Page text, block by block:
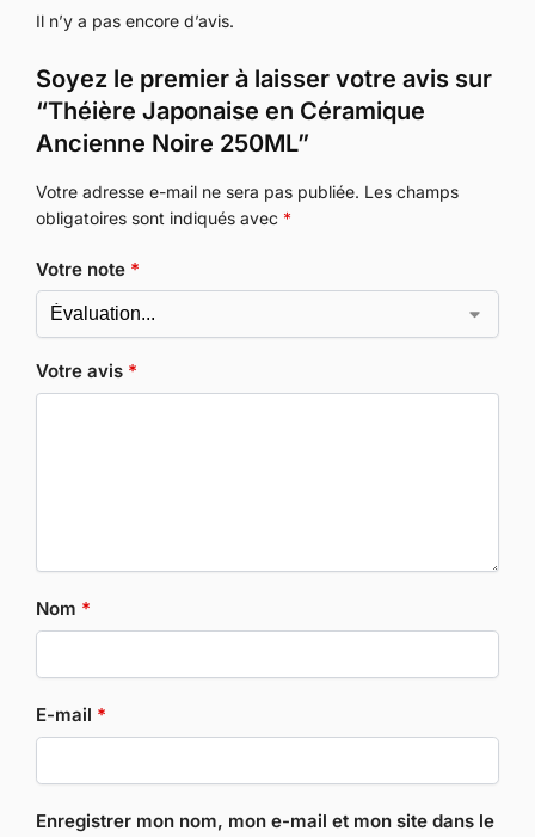
Il n’y a pas encore d’avis.
Soyez le premier à laisser votre avis sur
“Théière Japonaise en Céramique
Ancienne Noire 250ML”
Votre adresse e-mail ne sera pas publiée. Les champs
obligatoires sont indiqués avec *
Votre note *
Votre avis *
Nom *
E-mail *
Enregistrer mon nom, mon e-mail et mon site dans le